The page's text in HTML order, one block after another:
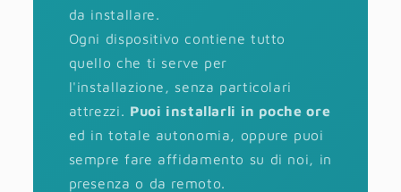
da installare.
Ogni dispositivo contiene tutto
quello che ti serve per
l'installazione, senza particolari
attrezzi. Puoi installarli in poche ore
ed in totale autonomia, oppure puoi
sempre fare affidamento su di noi, in
presenza o da remoto.